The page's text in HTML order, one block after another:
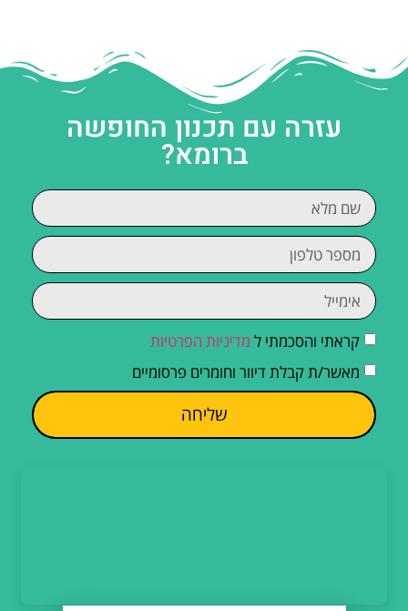
עזרה עם תכנון החופשה
ברומא?
קראתי והסכמתי ל מדיניות הפרטיות
מאשר/ת קבלת דיוור וחומרים פרסומיים
שליחה